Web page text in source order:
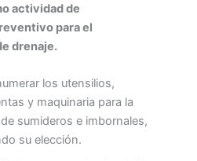
actividad de
para el
drenaje.
los utensilios,
y maquinaria para la
sumideros e imbornales,
su elección.